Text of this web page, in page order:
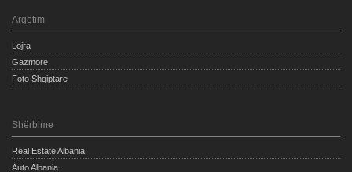
Argetim
Lojra
Gazmore
Foto Shqiptare
Shërbime
Real Estate Albania
Auto Albania